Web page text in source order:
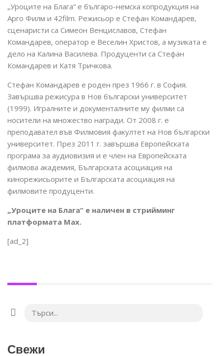
„Уроците на Блага“ е българо-немска копродукция на
Арго Филм и 42film. Режисьор е Стефан Командарев,
сценаристи са Симеон Венциславов, Стефан
Командарев, оператор е Веселин Христов, а музиката е
дело на Калина Василева. Продуценти са Стефан
Командарев и Катя Тричкова.
Стефан Командарев е роден през 1966 г. в София.
Завършва режисура в Нов български университет
(1999). Игралните и документалните му филми са
носители на множество награди. От 2008 г. е
преподавател във Филмовия факултет на Нов български
университет. През 2011 г. завършва Европейската
програма за аудиовизия и е член на Европейската
филмова академия, Българската асоциация на
кинорежисьорите и Българската асоциация на
филмовите продуценти.
„Уроците на Блага“ е наличен в стрийминг
платформата Max.
[ad_2]
Свежи